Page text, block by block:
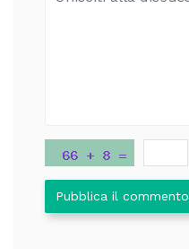
Pubblica il commento